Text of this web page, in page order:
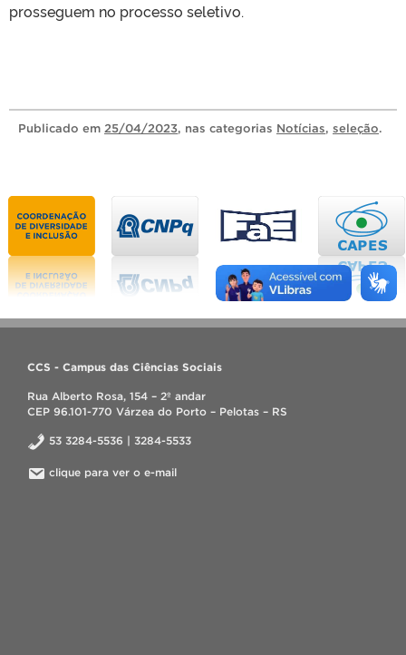
prosseguem no processo seletivo.
Publicado em 25/04/2023, nas categorias Notícias, seleção.
CCS - Campus das Ciências Sociais
Rua Alberto Rosa, 154 – 2º andar
CEP 96.101-770 Várzea do Porto – Pelotas – RS
53 3284-5536 | 3284-5533
clique para ver o e-mail